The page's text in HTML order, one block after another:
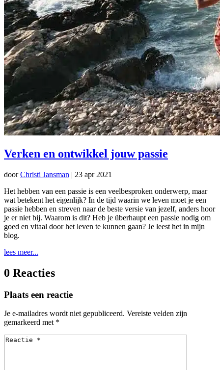
Verken en ontwikkel jouw passie
doorChristi Jansman | 23 apr 2021
Het hebben van een passie is een veelbesproken onderwerp, maar
wat betekent het eigenlijk? In de tijd waarin we leven moet je een
passie hebben en streven naar de beste versie van jezelf, anders hoor
je er niet bij. Waarom is dit? Heb je überhaupt een passie nodig om
goed en vitaal door het leven te kunnen gaan? Je leest het in mijn
blog.
lees meer...
0 Reacties
Plaats een reactie
Je e-mailadres wordt niet gepubliceerd. Vereiste velden zijn
gemarkeerd met *